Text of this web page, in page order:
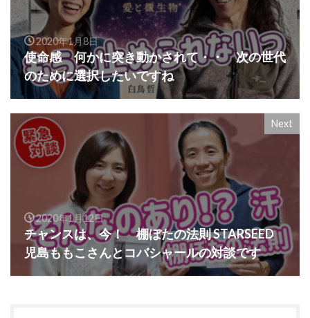
2020年1月8日
使命感 何かに突き動かされて・・ 次の世代
のために選択したいですね
Next
2020年1月12日
チャンスは、今！ 棚ぼたの法則 STARSEED
児島ももこさんとコバシャールの対談です